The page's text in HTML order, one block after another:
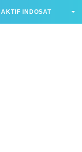
INDOSAT